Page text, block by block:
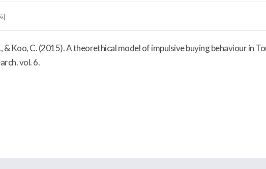
& Koo, C. (2015). A theorethical model of impulsive buying behaviour in
vol. 6.